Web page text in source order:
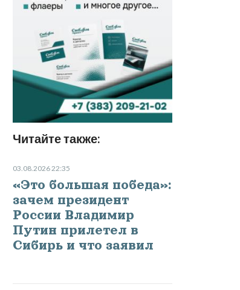
Читайте также:
03.08.2026 22:35
«Это большая победа»:
зачем президент
России Владимир
Путин прилетел в
Сибирь и что заявил